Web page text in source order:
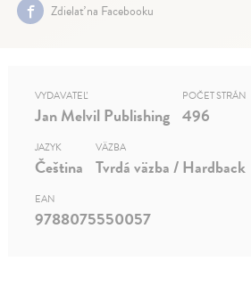
Zdielať na Facebooku
VYDAVATEĽ
Jan Melvil Publishing
POČET STRÁN
496
JAZYK
Čeština
VÄZBA
Tvrdá väzba / Hardback
EAN
9788075550057